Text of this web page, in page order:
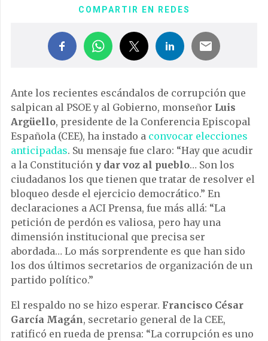
COMPARTIR EN REDES
Ante los recientes escándalos de corrupción que
salpican al PSOE y al Gobierno, monseñor Luis
Argüello, presidente de la Conferencia Episcopal
Española (CEE), ha instado a convocar elecciones
anticipadas. Su mensaje fue claro: “Hay que acudir
a la Constitución y dar voz al pueblo… Son los
ciudadanos los que tienen que tratar de resolver el
bloqueo desde el ejercicio democrático.” En
declaraciones a ACI Prensa, fue más allá: “La
petición de perdón es valiosa, pero hay una
dimensión institucional que precisa ser
abordada… Lo más sorprendente es que han sido
los dos últimos secretarios de organización de un
partido político.”
El respaldo no se hizo esperar. Francisco César
García Magán, secretario general de la CEE,
ratificó en rueda de prensa: “La corrupción es uno